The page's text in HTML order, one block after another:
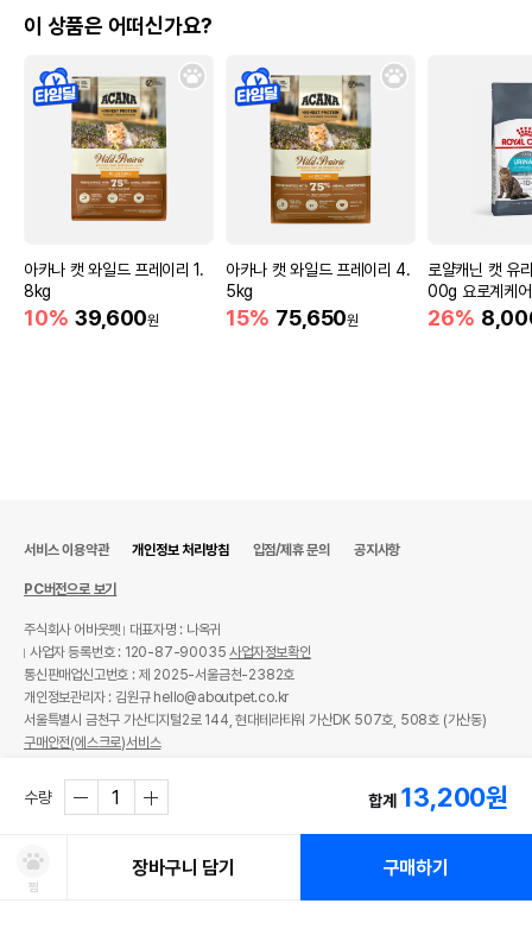
이 상품은 어떠신가요?
아카나 캣 와일드 프레이리 1.
8kg
10% 39,600원
아카나 캣 와일드 프레이리 4.
5kg
15% 75,650원
로얄캐닌 캣 유
00g 요로계케어
26%
수량 합계 13,200원
찜
장바구니 담기 구매하기
서비스 이용약관 개인정보 처리방침 입점/제휴 문의 공지사항
PC버전으로 보기
주식회사 어바웃펫
대표자명 : 나옥귀
사업자 등록번호 : 120-87-90035사업자정보확인
통신판매업신고번호 : 제 2025-서울금천-2382호
개인정보관리자 : 김원규 hello@aboutpet.co.kr
서울특별시 금천구 가산디지털2로 144, 현대테라타워 가산DK 507호, 508호 (가산동)
구매안전(에스크로)서비스